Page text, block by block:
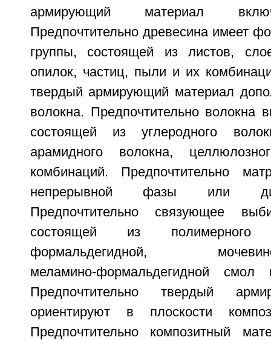
армирующий материал
Предпочтительно древесина имеет
группы, состоящей из листов,
опилок, частиц, пыли и их
твердый армирующий материал
волокна. Предпочтительно волокна
состоящей из углеродного
арамидного волокна,
комбинаций. Предпочтительно
непрерывной фазы или
Предпочтительно связующее
состоящей из
формальдегидной, мочевино-
меламино-формальдегидной
Предпочтительно твердый
ориентируют в плоскости
Предпочтительно композитный